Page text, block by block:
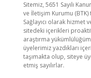
Sitemiz, 5651 Sayılı
ve İletişim Kurumu
Sağlayıcı olarak hizmet
sitedeki içerikleri
araştırma
üyelerimiz yazdıkları
taşımakta olup, siteye
etmiş sayılırlar.